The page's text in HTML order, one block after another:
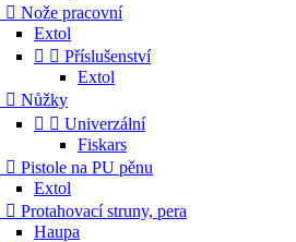
 Nože pracovní
Extol
  Příslušenství
Extol
 Nůžky
  Univerzální
Fiskars
 Pistole na PU pěnu
Extol
 Protahovací struny, pera
Haupa